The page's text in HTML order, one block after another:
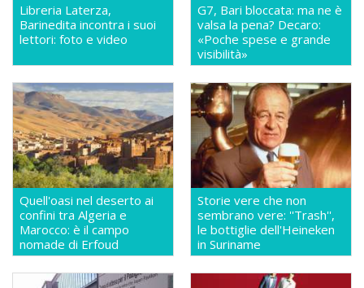
Libreria Laterza,
Barinedita incontra i suoi
lettori: foto e video
G7, Bari bloccata: ma ne è
valsa la pena? Decaro:
«Poche spese e grande
visibilità»
Quell'oasi nel deserto ai
confini tra Algeria e
Marocco: è il campo
nomade di Erfoud
Storie vere che non
sembrano vere: ''Trash'',
le bottiglie dell'Heineken
in Suriname